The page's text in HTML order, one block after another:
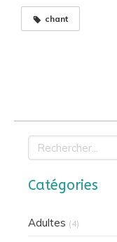
chant
Rechercher
Catégories
Adultes (4)